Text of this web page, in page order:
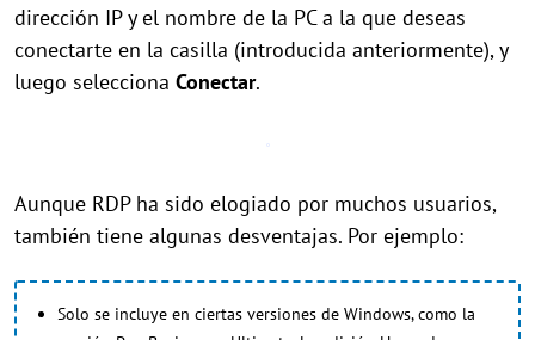
dirección IP y el nombre de la PC a la que deseas
conectarte en la casilla (introducida anteriormente), y
luego selecciona Conectar.
Aunque RDP ha sido elogiado por muchos usuarios,
también tiene algunas desventajas. Por ejemplo:
Solo se incluye en ciertas versiones de Windows, como la